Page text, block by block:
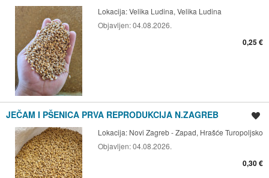
Lokacija:Velika Ludina, Velika Ludina
Objavljen:04.08.2026.
0,25 €
JEČAM I PŠENICA PRVA REPRODUKCIJA N.ZAGREB
Lokacija: Novi Zagreb - Zapad, Hrašće Turopoljsko
Objavljen:04.08.2026.
0,30 €